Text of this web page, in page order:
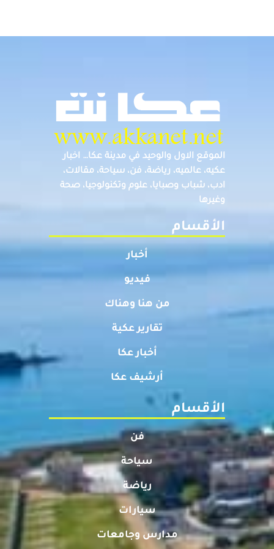
الموقع الاول والوحيد في مدينة عكا… اخبار
عكيه، عالميه، رياضة، فن، سياحة، مقالات،
ادب، شباب وصبايا، علوم وتكنولوجيا، صحة
وغيرها
الأقسام
أخبار
فيديو
من هنا وهناك
تقارير عكية
أخبار عكا
أرشيف عكا
الأقسام
فن
سياحة
رياضة
سيارات
مدارس وجامعات